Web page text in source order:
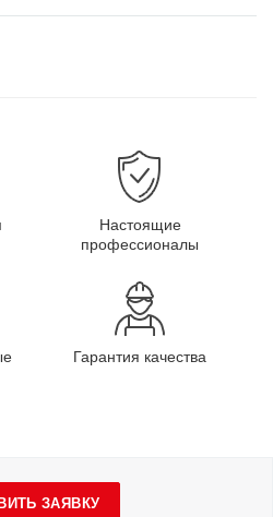
Настоящие
профессионалы
Гарантия качества
ЗАЯВКУ